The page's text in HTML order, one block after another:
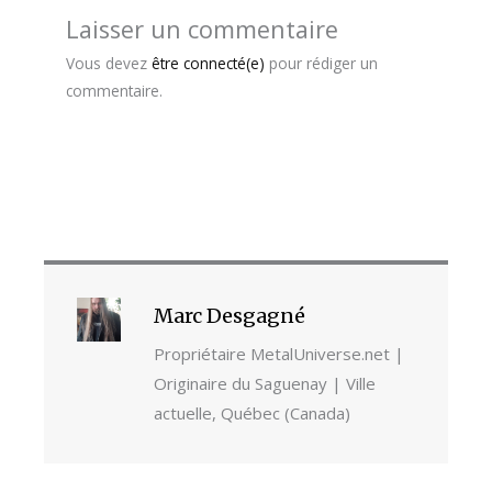
Laisser un commentaire
Vous devez être connecté(e) pour rédiger un
commentaire.
Marc Desgagné
Propriétaire MetalUniverse.net |
Originaire du Saguenay | Ville
actuelle, Québec (Canada)